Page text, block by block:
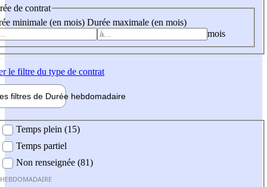
de contrat
minimale (en mois) Durée maximale (en mois)
mois
le filtre du type de contrat
filtres de Durée hebdomadaire
Temps plein (15)
Temps partiel
Non renseignée (81)